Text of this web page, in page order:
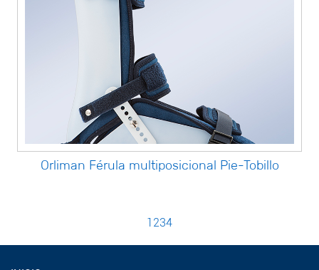
Orliman Férula multiposicional Pie-Tobillo
1 234